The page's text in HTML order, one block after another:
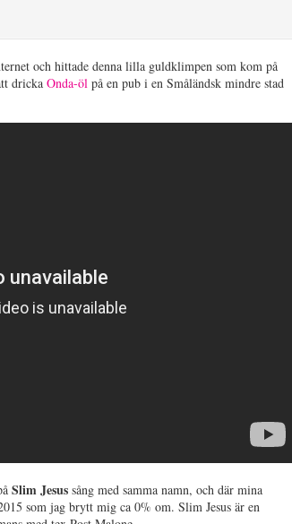
och hittade denna lilla guldklimpen som kom på
drickaOnda-öl på en pub i en Småländsk mindre stad
Slim Jesus sång med samma namn, och där mina
som jag brytt mig ca 0% om. Slim Jesus är en